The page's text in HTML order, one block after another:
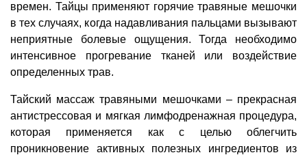
времен. Тайцы применяют горячие травяные мешочки
в тех случаях, когда надавливания пальцами вызывают
неприятные болевые ощущения. Тогда необходимо
интенсивное прогревание тканей или воздействие
определенных трав.
Тайский массаж травяными мешочками – прекрасная
антистрессовая и мягкая лимфодренажная процедура,
которая применяется как с целью облегчить
проникновение активных полезных ингредиентов из